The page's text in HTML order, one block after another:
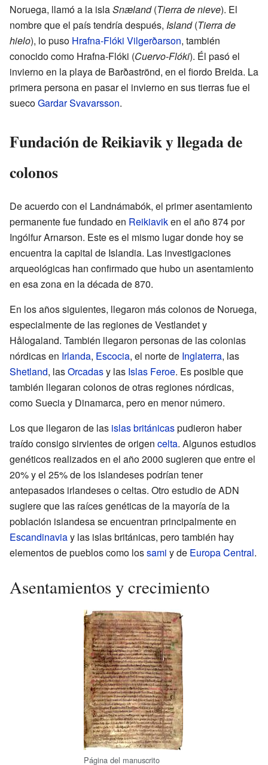
Noruega, llamó a la islaSnæland(Tierra de nieve). El
nombre que el país tendría después, Island(Tierra de
hielo), lo puso Hrafna-Flóki Vilgerðarson, también
conocido como Hrafna-Flóki (Cuervo-Flóki). Él pasó el
invierno en la playa de Barðaströnd, en el fiordo Breida. La
primera persona en pasar el invierno en sus tierras fue el
suecoGardar Svavarsson.
Fundación de Reikiavik y llegada de
colonos
De acuerdo con el Landnámabók, el primer asentamiento
permanente fue fundado en Reikiaviken el año 874 por
Ingólfur Arnarson. Este es el mismo lugar donde hoy se
encuentra la capital de Islandia. Las investigaciones
arqueológicas han confirmado que hubo un asentamiento
en esa zona en la década de 870.
En los años siguientes, llegaron más colonos de Noruega,
especialmente de las regiones de Vestlandet y
Hålogaland. También llegaron personas de las colonias
nórdicas en Irlanda, Escocia, el norte de Inglaterra, las
Shetland, lasOrcadasy las Islas Feroe. Es posible que
también llegaran colonos de otras regiones nórdicas,
como Suecia y Dinamarca, pero en menor número.
Los que llegaron de las islas británicaspudieron haber
traído consigo sirvientes de origen celta. Algunos estudios
genéticos realizados en el año 2000 sugieren que entre el
20% y el 25% de los islandeses podrían tener
antepasados irlandeses o celtas. Otro estudio de ADN
sugiere que las raíces genéticas de la mayoría de la
población islandesa se encuentran principalmente en
Escandinaviay las islas británicas, pero también hay
elementos de pueblos como lossami y de Europa Central.
Asentamientos y crecimiento
Página del manuscrito